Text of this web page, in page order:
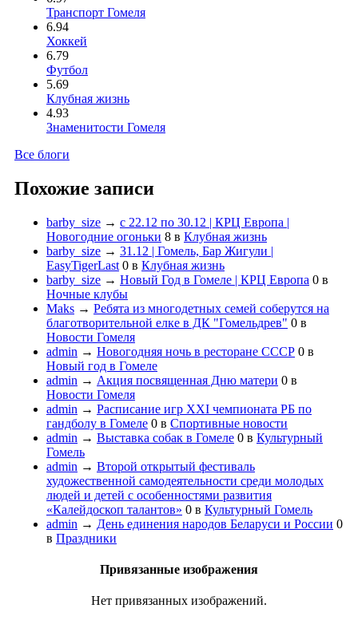
Транспорт Гомеля
6.94
Хоккей
6.79
Футбол
5.69
Клубная жизнь
4.93
Знаменитости Гомеля
Все блоги
Похожие записи
barby_size → с 22.12 по 30.12 | КРЦ Европа |
Новогодние огоньки 8 в Клубная жизнь
barby_size → 31.12 | Гомель, Бар Жигули |
EasyTigerLast 0 в Клубная жизнь
barby_size → Новый Год в Гомеле | КРЦ Европа 0 в
Ночные клубы
Maks → Ребята из многодетных семей соберутся на
благотворительной елке в ДК "Гомельдрев" 0 в
Новости Гомеля
admin → Новогодняя ночь в ресторане СССР 0 в
Новый год в Гомеле
admin → Акция посвященная Дню матери 0 в
Новости Гомеля
admin → Расписание игр XXI чемпионата РБ по
гандболу в Гомеле 0 в Спортивные новости
admin → Выставка собак в Гомеле 0 в Культурный
Гомель
admin → Второй открытый фестиваль
художественной самодеятельности среди молодых
людей и детей с особенностями развития
«Калейдоскоп талантов» 0 в Культурный Гомель
admin → День единения народов Беларуси и России 0
в Праздники
Привязанные изображения
Нет привязанных изображений.